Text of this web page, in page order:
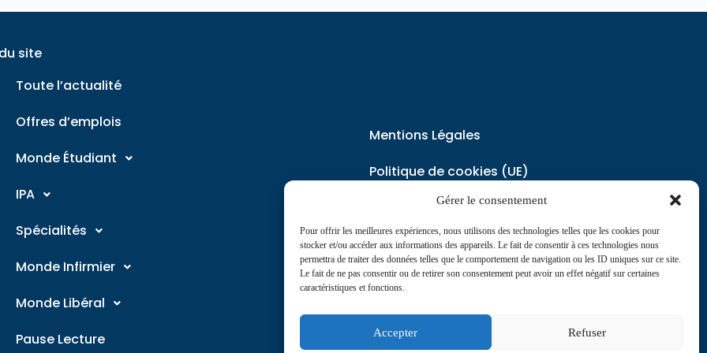
Gérer le consentement
Pour offrir les meilleures expériences, nous utilisons des technologies telles que les cookies pour
stocker et/ou accéder aux informations des appareils. Le fait de consentir à ces technologies nous
permettra de traiter des données telles que le comportement de navigation ou les ID uniques sur ce site.
Le fait de ne pas consentir ou de retirer son consentement peut avoir un effet négatif sur certaines
caractéristiques et fonctions.
Accepter Refuser
site
Toute l’actualité
Offres d’emplois
Monde Étudiant
IPA
Spécialités
Monde Infirmier
Monde Libéral
Pause Lecture
Mentions Légales
Politique de cookies (UE)
Politique de Confidentialité
contact@journaldesinfirmiers.fr